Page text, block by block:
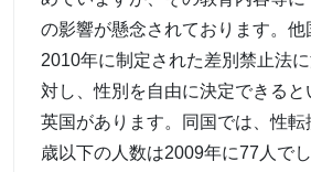
の影響が懸念されております。他
2010年に制定された差別禁止法
対し、性別を自由に決定できると
英国があります。同国では、性
歳以下の人数は2009年に77人で